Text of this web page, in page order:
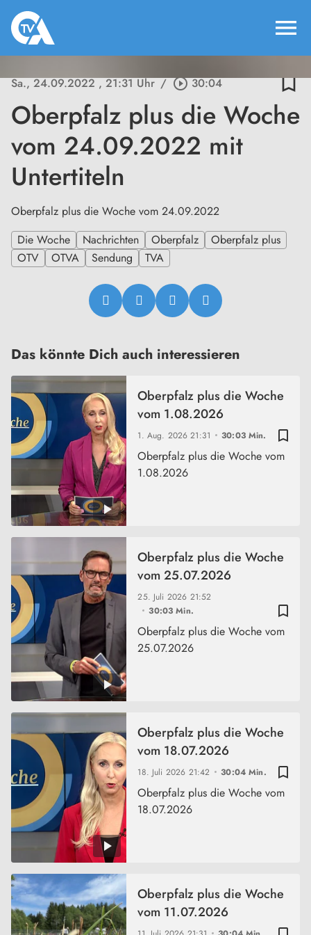
menu
Sa., 24.09.2022, 21:31 Uhr / play_circle_outline30:04 bookmark_border
Oberpfalz plus die Woche
vom 24.09.2022 mit
Untertiteln
Oberpfalz plus die Woche vom 24.09.2022
Die Woche
Nachrichten Oberpfalz
Oberpfalz plus
OTV
OTVA Sendung TVA
Das könnte Dich auch interessieren
bookmark_border
1. Aug. 202621:31 30:03 Min.
Oberpfalz plus die Woche
vom 1.08.2026
Oberpfalz plus die Woche vom
1.08.2026
bookmark_border
25. Juli 2026 21:52
30:03 Min.
Oberpfalz plus die Woche
vom 25.07.2026
Oberpfalz plus die Woche vom
25.07.2026
bookmark_border
18. Juli 2026 21:42 30:04 Min.
Oberpfalz plus die Woche
vom 18.07.2026
Oberpfalz plus die Woche vom
18.07.2026
Oberpfalz plus die Woche
vom 11.07.2026